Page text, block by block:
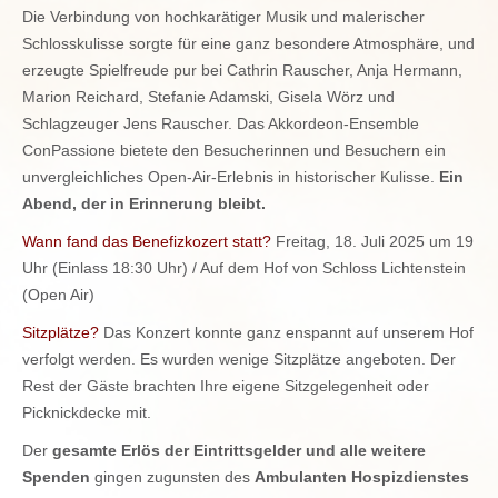
Die Verbindung von hochkarätiger Musik und malerischer
Schlosskulisse sorgte für eine ganz besondere Atmosphäre, und
erzeugte Spielfreude pur bei Cathrin Rauscher, Anja Hermann,
Marion Reichard, Stefanie Adamski, Gisela Wörz und
Schlagzeuger Jens Rauscher. Das Akkordeon-Ensemble
ConPassione bietete den Besucherinnen und Besuchern ein
unvergleichliches Open-Air-Erlebnis in historischer Kulisse. Ein
Abend, der in Erinnerung bleibt.
Wann fand das Benefizkozert statt? Freitag, 18. Juli 2025 um 19
Uhr (Einlass 18:30 Uhr) / Auf dem Hof von Schloss Lichtenstein
(Open Air)
Sitzplätze? Das Konzert konnte ganz enspannt auf unserem Hof
verfolgt werden. Es wurden wenige Sitzplätze angeboten. Der
Rest der Gäste brachten Ihre eigene Sitzgelegenheit oder
Picknickdecke mit.
Der gesamte Erlös der Eintrittsgelder und alle weitere
Spenden gingen zugunsten des Ambulanten Hospizdienstes